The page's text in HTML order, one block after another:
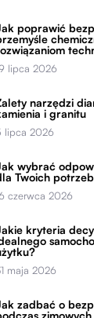
poprawić
lipca 2026
narzędzi
i granitu
lipca 2026
wybrać
Twoich
czerwca 2026
kryteria
maja 2026
zadbać o